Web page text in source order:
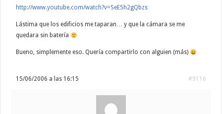
http://www.youtube.com/watch?v=SeE5h2gQbzs
Lástima que los edificios me taparan… y que la cámara se me
quedara sin batería
Bueno, simplemente eso. Quería compartirlo con alguien (más)
15/06/2006 a las 16:15 #9116